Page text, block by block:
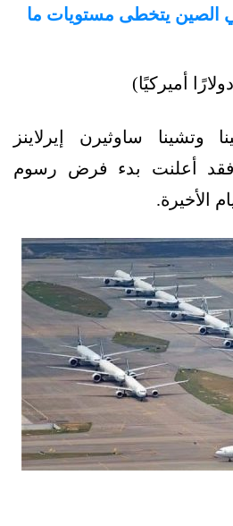
الصين يتخطى مستويات ما
وتشينا ساوثيرن إيرلاينز
فقد أعلنت بدء فرض رسوم
الأخيرة.